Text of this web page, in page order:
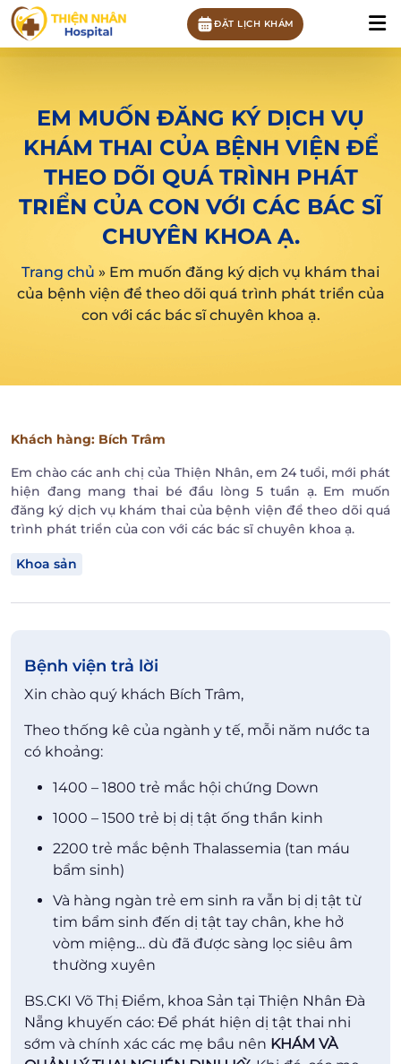
ĐẶT LỊCH KHÁM
EM MUỐN ĐĂNG KÝ DỊCH VỤ
KHÁM THAI CỦA BỆNH VIỆN ĐỂ
THEO DÕI QUÁ TRÌNH PHÁT
TRIỂN CỦA CON VỚI CÁC BÁC SĨ
CHUYÊN KHOA Ạ.
Trang chủ » Em muốn đăng ký dịch vụ khám thai
của bệnh viện để theo dõi quá trình phát triển của
con với các bác sĩ chuyên khoa ạ.
Khách hàng: Bích Trâm
Em chào các anh chị của Thiện Nhân, em 24 tuổi, mới phát
hiện đang mang thai bé đầu lòng 5 tuần ạ. Em muốn
đăng ký dịch vụ khám thai của bệnh viện để theo dõi quá
trình phát triển của con với các bác sĩ chuyên khoa ạ.
Khoa sản
Bệnh viện trả lời
Xin chào quý khách Bích Trâm,
Theo thống kê của ngành y tế, mỗi năm nước ta
có khoảng:
1400 – 1800 trẻ mắc hội chứng Down
1000 – 1500 trẻ bị dị tật ống thần kinh
2200 trẻ mắc bệnh Thalassemia (tan máu
bẩm sinh)
Và hàng ngàn trẻ em sinh ra vẫn bị dị tật từ
tim bẩm sinh đến dị tật tay chân, khe hở
vòm miệng… dù đã được sàng lọc siêu âm
thường xuyên
BS.CKI Võ Thị Điểm, khoa Sản tại Thiện Nhân Đà
Nẵng khuyến cáo: Để phát hiện dị tật thai nhi
sớm và chính xác các mẹ bầu nên KHÁM VÀ